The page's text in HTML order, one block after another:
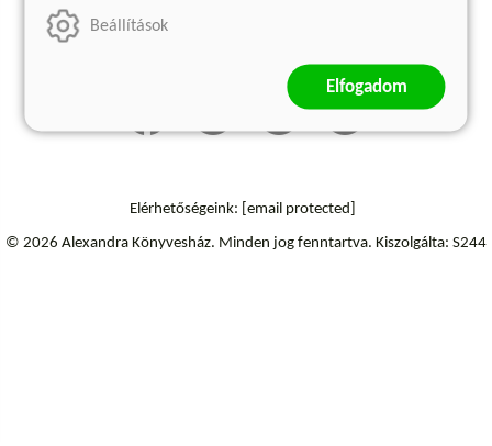
Szállítási információk
Elérhetőségeink: [email protected]
© 2026 Alexandra Könyvesház. Minden jog fenntartva. Kiszolgálta: S244
Beállítások
Elfogadom